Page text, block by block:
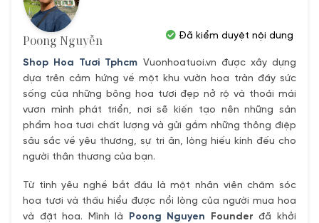
Poong Nguyễn
Shop Hoa Tươi Tphcm Vuonhoatuoi.vn được xây dựng
dựa trên cảm hứng về một khu vườn hoa tràn đầy sức
sống của những bông hoa tươi đẹp nở rộ và thoải mái
vươn mình phát triển, nơi sẽ kiến tạo nên những sản
phẩm hoa tươi chất lượng và gửi gắm những thông điệp
sâu sắc về yêu thương, sự tri ân, lòng hiếu kính đếu cho
người thân thương của bạn.
Từ tình yêu nghề bắt đầu là một nhân viên chăm sóc
hoa tươi và thấu hiểu được nổi lòng của người mua hoa
và đặt hoa. Mình là
Poong Nguyen Founder đã khởi
Đã kiểm duyệt nội dung